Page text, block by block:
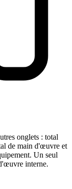
onglets : total
de main d'œuvre et
Un seul
interne.